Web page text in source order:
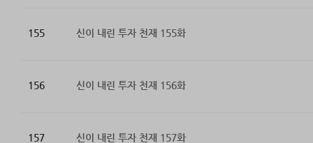
155 신이 내린 투자 천재 155화
156 신이 내린 투자 천재 156화
157 신이 내린 투자 천재 157화